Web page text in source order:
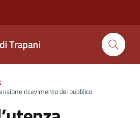
Trapani
ricevimento del pubblico